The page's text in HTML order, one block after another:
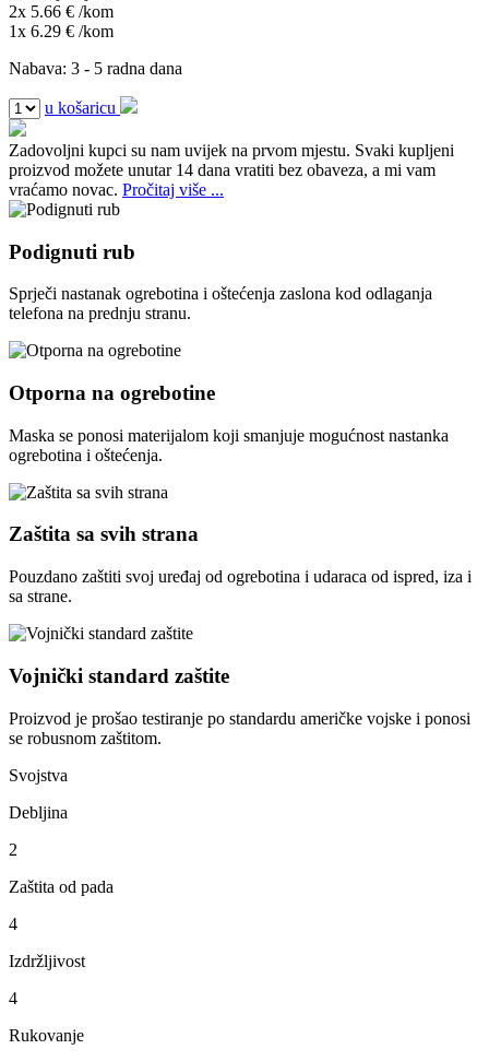
2x 5.66 € /kom
1x 6.29 € /kom
Nabava: 3 - 5 radna dana
u košaricu
Zadovoljni kupci su nam uvijek na prvom mjestu. Svaki kupljeni
proizvod možete unutar 14 dana vratiti bez obaveza, a mi vam
vraćamo novac. Pročitaj više ...
Podignuti rub
Sprječi nastanak ogrebotina i oštećenja zaslona kod odlaganja
telefona na prednju stranu.
Otporna na ogrebotine
Maska se ponosi materijalom koji smanjuje mogućnost nastanka
ogrebotina i oštećenja.
Zaštita sa svih strana
Pouzdano zaštiti svoj uređaj od ogrebotina i udaraca od ispred, iza i
sa strane.
Vojnički standard zaštite
Proizvod je prošao testiranje po standardu američke vojske i ponosi
se robusnom zaštitom.
Svojstva
Debljina
2
Zaštita od pada
4
Izdržljivost
4
Rukovanje